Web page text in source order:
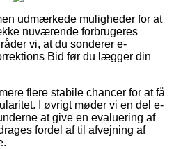
udmærkede muligheder for at
nuværende forbrugeres
vi, at du sonderer e-
Bid før du lægger din
flere stabile chancer for at få
I øvrigt møder vi en del e-
at give en evaluering af
fordel af til afvejning af